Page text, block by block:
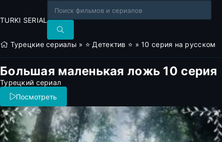
TURKI SERIAL
Турецкие сериалы » ⭐ Детектив ⭐ » 10 серия на русском
Большая маленькая ложь 10 серия
Турецкий сериал
Посмотреть